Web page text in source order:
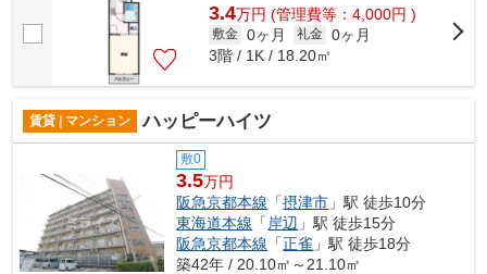
3.4万円 (管理費等：4,000円 )
敷金 0ヶ月 礼金 0ヶ月
3階 / 1K / 18.20㎡
賃貸 | マンション ハッピーハイツ
敷0
3.5万円
阪急京都本線 「摂津市 」駅 徒歩10分
東海道本線 「 岸辺 」駅 徒歩15分
阪急京都本線 「正雀 」駅 徒歩18分
築42年 / 20.10㎡～21.10㎡